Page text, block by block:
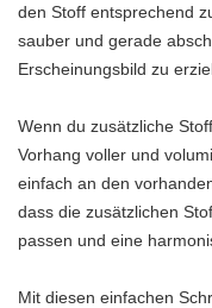
den Stoff entsprechend
sauber und gerade
Erscheinungsbild zu
Wenn du zusätzliche
Vorhang voller und
einfach an den
dass die zusätzlichen
passen und eine
Mit diesen einfachen